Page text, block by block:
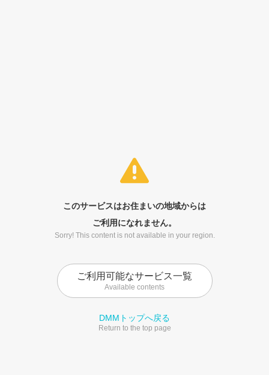
このサービスはお住まいの地域からは
ご利用になれません。
Sorry! This content is not available in your region.
ご利用可能なサービス一覧
Available contents
DMMトップへ戻る
Return to the top page